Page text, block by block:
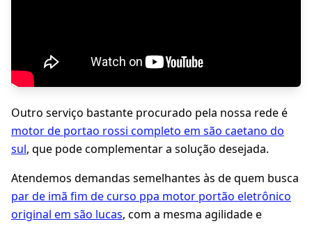
Outro serviço bastante procurado pela nossa rede é
motor de portao rossi completo em são caetano do
sul, que pode complementar a solução desejada.
Atendemos demandas semelhantes às de quem busca
par de imã fim de curso ppa motor portão eletrônico
original em são lucas, com a mesma agilidade e